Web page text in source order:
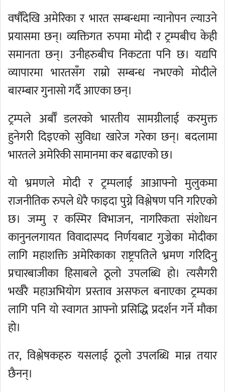
वर्षौँदेखि अमेरिका र भारत सम्बन्धमा न्यानोपन ल्याउने
प्रयासमा छन्। व्यक्तिगत रुपमा मोदी र ट्रम्पबीच केही
समानता छन्। उनीहरुबीच निकटता पनि छ। यद्यपि
व्यापारमा भारतसँग राम्रो सम्बन्ध नभएको मोदीले
बारम्बार गुनासो गर्दै आएका छन्।
ट्रम्पले अर्बौँ डलरको भारतीय सामग्रीलाई करमुक्त
हुनेगरी दिइएको सुविधा खारेज गरेका छन्। बदलामा
भारतले अमेरिकी सामानमा कर बढाएको छ।
यो भ्रमणले मोदी र ट्रम्पलाई आआफ्नो मुलुकमा
राजनीतिक रुपले धेरै फाइदा पुग्ने विश्लेषण पनि गरिएको
छ। जम्मु र कस्मिर विभाजन, नागरिकता संशोधन
कानुनलगायत विवादास्पद निर्णयबाट गुज्रेका मोदीका
लागि महाशक्ति अमेरिकाका राष्ट्रपतिले भ्रमण गरिदिनु
प्रचारबाजीका हिसाबले ठूलो उपलब्धि हो। त्यसैगरी
भर्खरै महाअभियोग प्रस्ताव असफल बनाएका ट्रम्पका
लागि पनि यो स्वागत आफ्नो प्रसिद्धि प्रदर्शन गर्ने मौका
हो।
तर, विश्लेषकहरु यसलाई ठूलो उपलब्धि मान्न तयार
छैनन्।